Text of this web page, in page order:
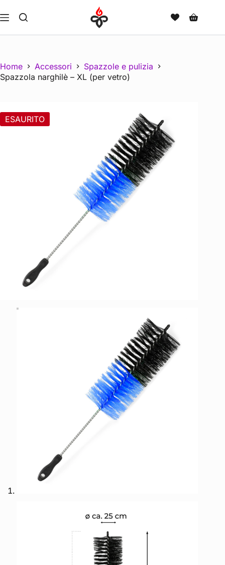
Home Accessori
Spazzole e pulizia
Spazzola narghilè – XL (per vetro)
ESAURITO